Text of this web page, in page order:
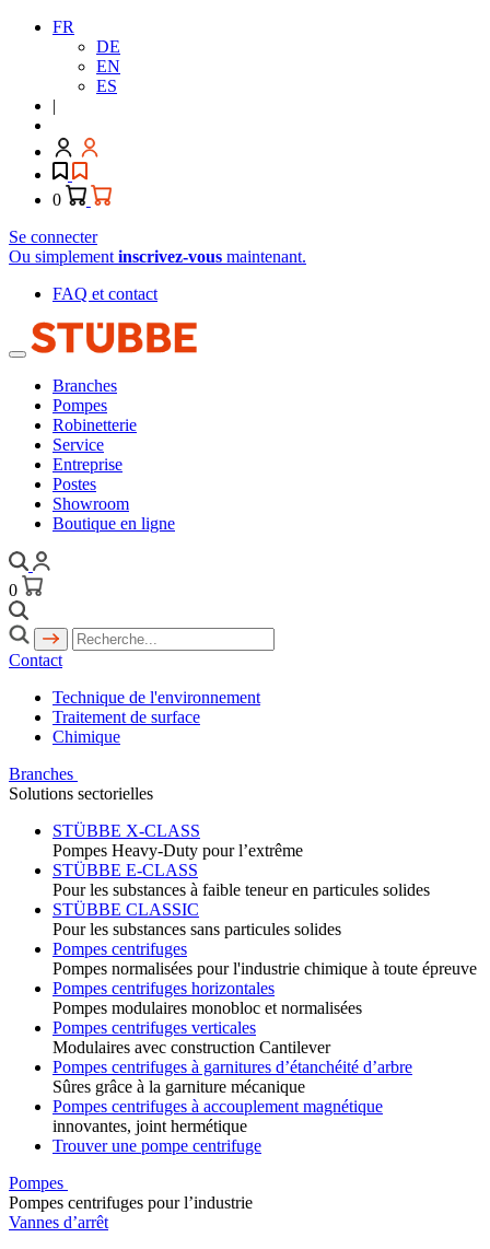
FR
DE
EN
ES
|
0
Se connecter
Ou simplement inscrivez-vous maintenant.
FAQ et contact
Branches
Pompes
Robinetterie
Service
Entreprise
Postes
Showroom
Boutique en ligne
0
Contact
Technique de l'environnement
Traitement de surface
Chimique
Branches
Solutions sectorielles
STÜBBE X-CLASS
Pompes Heavy-Duty pour l’extrême
STÜBBE E-CLASS
Pour les substances à faible teneur en particules solides
STÜBBE CLASSIC
Pour les substances sans particules solides
Pompes centrifuges
Pompes normalisées pour l'industrie chimique à toute épreuve
Pompes centrifuges horizontales
Pompes modulaires monobloc et normalisées
Pompes centrifuges verticales
Modulaires avec construction Cantilever
Pompes centrifuges à garnitures d’étanchéité d’arbre
Sûres grâce à la garniture mécanique
Pompes centrifuges à accouplement magnétique
innovantes, joint hermétique
Trouver une pompe centrifuge
Pompes
Pompes centrifuges pour l’industrie
Vannes d’arrêt